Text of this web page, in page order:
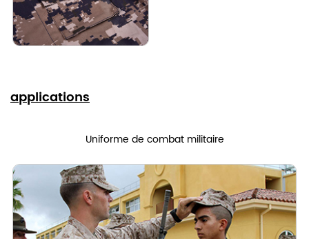
applications
Uniforme de combat militaire